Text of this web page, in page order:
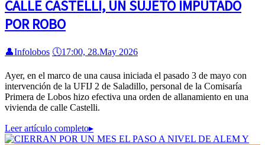
CALLE CASTELLI, UN SUJETO IMPUTADO
POR ROBO
👤Infolobos 🕔17:00, 28.May 2026
Ayer, en el marco de una causa iniciada el pasado 3 de mayo con
intervención de la UFIJ 2 de Saladillo, personal de la Comisaría
Primera de Lobos hizo efectiva una orden de allanamiento en una
vivienda de calle Castelli.
Leer artículo completo▸